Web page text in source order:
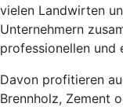
vielen Landwirten
Unternehmern
professionellen und
Davon profitieren
Brennholz, Zement